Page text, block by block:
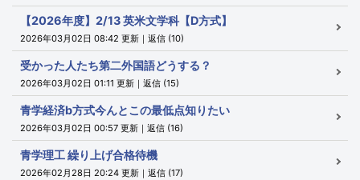
【2026年度】2/13 英米文学科【D方式】
2026年03月02日 08:42 更新｜返信 (10)
受かった人たち第二外国語どうする？
2026年03月02日 01:11 更新｜返信 (15)
青学経済b方式今んとこの最低点知りたい
2026年03月02日 00:57 更新｜返信 (16)
青学理工 繰り上げ合格待機
2026年02月28日 20:24 更新｜返信 (17)